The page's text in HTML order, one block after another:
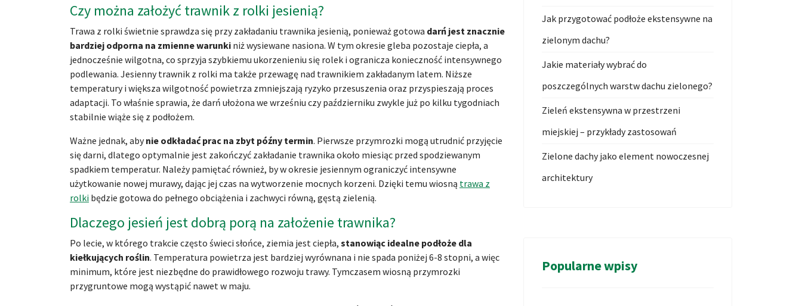
Czy można założyć trawnik z rolki jesienią?
Trawa z rolki świetnie sprawdza się przy zakładaniu trawnika jesienią, ponieważ gotowa darń jest znacznie
bardziej odporna na zmienne warunki niż wysiewane nasiona. W tym okresie gleba pozostaje ciepła, a
jednocześnie wilgotna, co sprzyja szybkiemu ukorzenieniu się rolek i ogranicza konieczność intensywnego
podlewania. Jesienny trawnik z rolki ma także przewagę nad trawnikiem zakładanym latem. Niższe
temperatury i większa wilgotność powietrza zmniejszają ryzyko przesuszenia oraz przyspieszają proces
adaptacji. To właśnie sprawia, że darń ułożona we wrześniu czy październiku zwykle już po kilku tygodniach
stabilnie wiąże się z podłożem.
Ważne jednak, abynie odkładać prac na zbyt późny termin. Pierwsze przymrozki mogą utrudnić przyjęcie
się darni, dlatego optymalnie jest zakończyć zakładanie trawnika około miesiąc przed spodziewanym
spadkiem temperatur. Należy pamiętać również, by w okresie jesiennym ograniczyć intensywne
użytkowanie nowej murawy, dając jej czas na wytworzenie mocnych korzeni. Dzięki temu wiosną trawa z
rolki będzie gotowa do pełnego obciążenia i zachwyci równą, gęstą zielenią.
Dlaczego jesień jest dobrą porą na założenie trawnika?
Po lecie, w którego trakcie często świeci słońce, ziemia jest ciepła, stanowiąc idealne podłoże dla
kiełkujących roślin. Temperatura powietrza jest bardziej wyrównana i nie spada poniżej 6-8 stopni, a więc
minimum, które jest niezbędne do prawidłowego rozwoju trawy. Tymczasem wiosną przymrozki
przygruntowe mogą wystąpić nawet w maju.
Jak przygotować podłoże ekstensywne na
zielonym dachu?
Jakie materiały wybrać do
poszczególnych warstw dachu zielonego?
Zieleń ekstensywna w przestrzeni
miejskiej – przykłady zastosowań
Zielone dachy jako element nowoczesnej
architektury
Popularne wpisy